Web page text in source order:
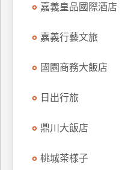
嘉義皇品國際酒店
嘉義行藝文旅
國園商務大飯店
日出行旅
鼎川大飯店
桃城茶樣子